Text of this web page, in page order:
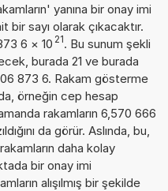
yanına bir onay imi
bir sayı olarak çıkacaktır.
6 × 10 21. Bu sunum şekli
burada 21 ve burada
873 6. Rakam gösterme
örneğin cep hesap
rakamların 6,570 666
da görür. Aslında, bu,
daha kolay
bir onay imi
alışılmış bir şekilde